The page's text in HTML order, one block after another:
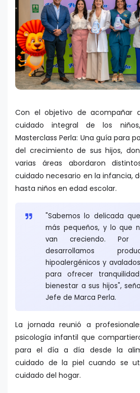
Con el objetivo de acompañar
cuidado integral de los
Masterclass Perla: Una guía para
del crecimiento de sus hijos,
varias áreas abordaron
cuidado necesario en la infancia,
hasta niños en edad escolar.
"Sabemos lo delicada
más pequeños, y lo que
van creciendo.
desarrollamos
hipoalergénicos y
para ofrecer
bienestar a sus hijos",
Jefe de Marca Perla.
La jornada reunió a
psicología infantil que
para el día a día desde la
cuidado de la piel cuando se
cuidado del hogar.